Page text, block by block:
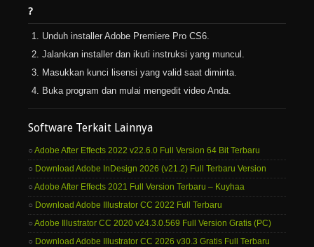
?
Unduh installer Adobe Premiere Pro CS6.
Jalankan installer dan ikuti instruksi yang muncul.
Masukkan kunci lisensi yang valid saat diminta.
Buka program dan mulai mengedit video Anda.
Software Terkait Lainnya
Adobe After Effects 2022 v22.6.0 Full Version 64 Bit Terbaru
Download Adobe InDesign 2026 (v21.2) Full Terbaru Version
Adobe After Effects 2021 Full Version Terbaru – Kuyhaa
Download Adobe Illustrator CC 2022 Full Terbaru
Adobe Illustrator CC 2020 v24.3.0.569 Full Version Gratis (PC)
Download Adobe Illustrator CC 2026 v30.3 Gratis Full Terbaru